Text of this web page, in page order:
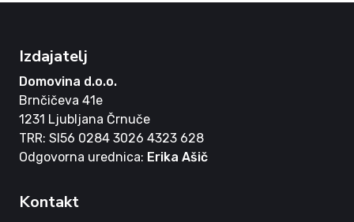
Izdajatelj
Domovina d.o.o.
Brnčičeva 41e
1231 Ljubljana Črnuče
TRR: SI56 0284 3026 4323 628
Odgovorna urednica: Erika Ašič
Kontakt